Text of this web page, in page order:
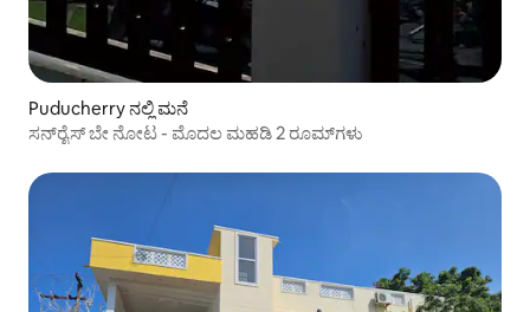
Puducherry ನಲ್ಲಿ ಮನೆ
ಸನ್‌ರೈಸ್ ಬೇ ನೋಟ - ಮೊದಲ ಮಹಡಿ 2 ರೂಮ್‌ಗಳು